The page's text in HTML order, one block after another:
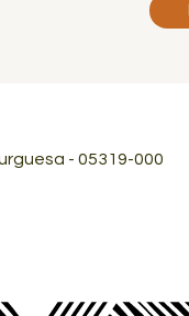
- 05319-000